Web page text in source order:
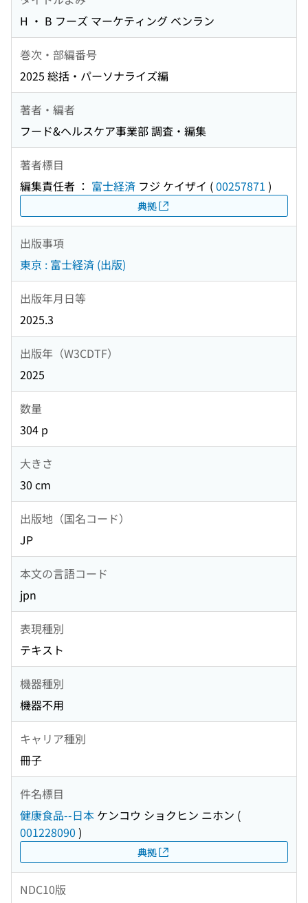
H ・ B フーズ マーケティング ベンラン
巻次・部編番号
2025 総括・パーソナライズ編
著者・編者
フード&ヘルスケア事業部 調査・編集
著者標目
編集責任者 ： 富士経済 フジ ケイザイ (00257871 )
典拠
出版事項
東京 : 富士経済 (出版)
出版年月日等
2025.3
出版年（W3CDTF）
2025
数量
304 p
大きさ
30 cm
出版地（国名コード）
JP
本文の言語コード
jpn
表現種別
テキスト
機器種別
機器不用
キャリア種別
冊子
件名標目
健康食品--日本 ケンコウ ショクヒン ニホン (
001228090 )
典拠
NDC10版